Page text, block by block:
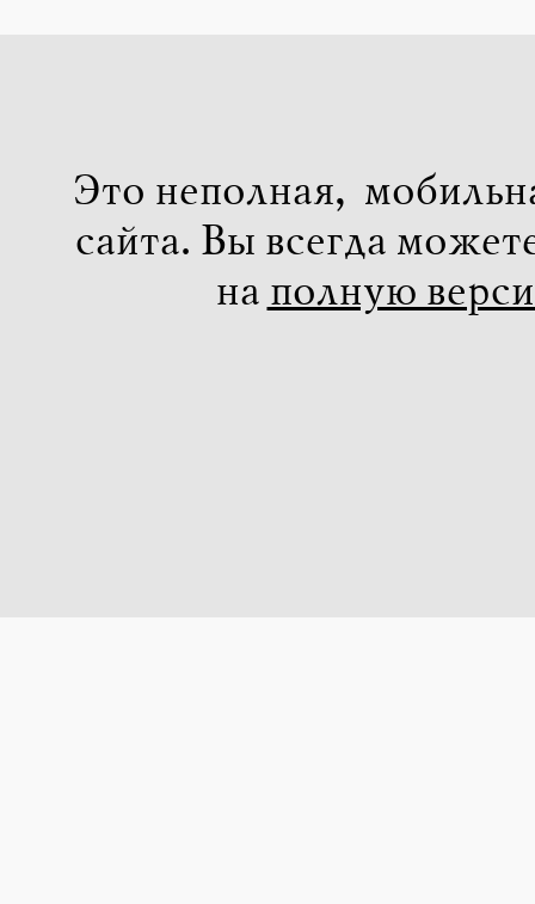
Это неполная,
сайта. Вы всегда
на полную